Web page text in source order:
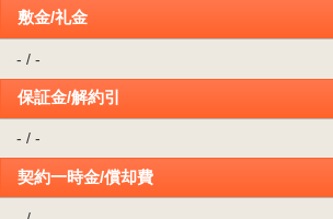
敷金/礼金
- / -
保証金/解約引
- / -
契約一時金/償却費